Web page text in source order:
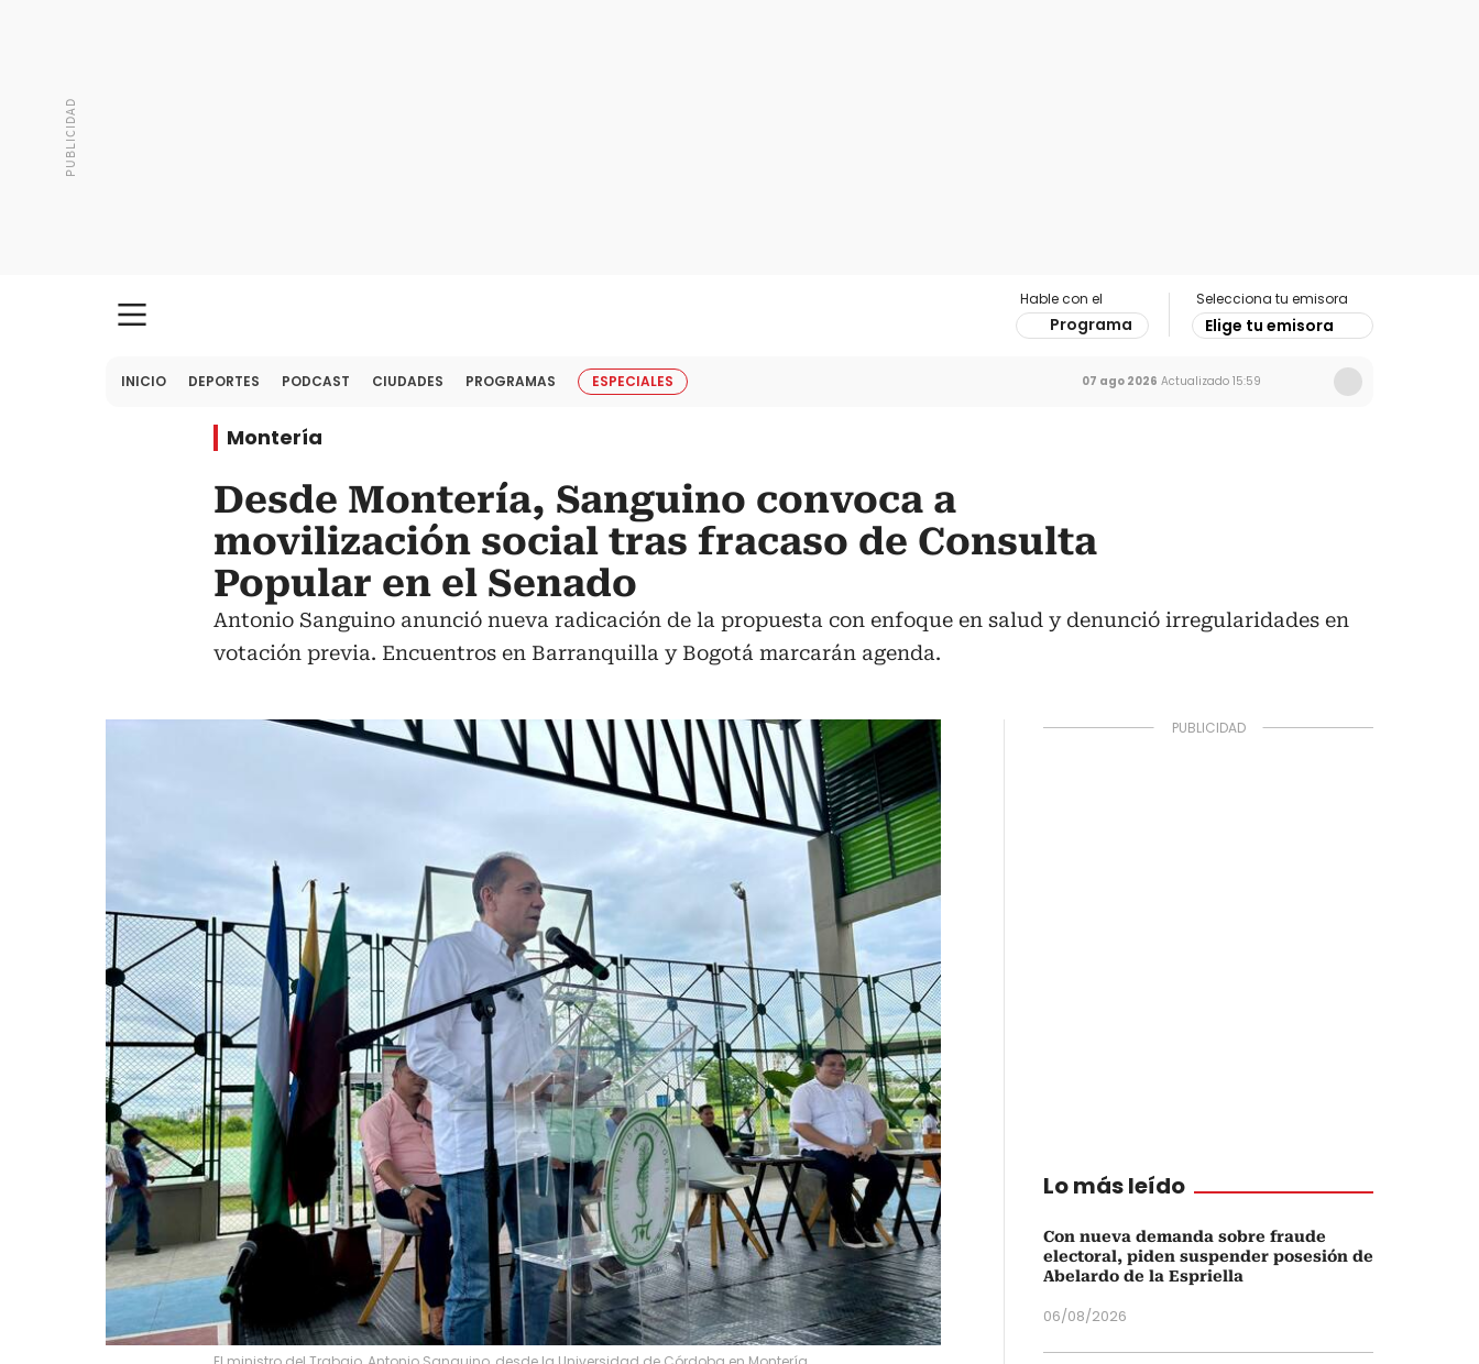
Hable con el
Programa
Selecciona tu emisora
Elige tu emisora
INICIO DEPORTES PODCAST CIUDADES PROGRAMAS ESPECIALES 07 ago 2026 Actualizado 15:59
Montería
Desde Montería, Sanguino convoca a
movilización social tras fracaso de Consulta
Popular en el Senado
Antonio Sanguino anunció nueva radicación de la propuesta con enfoque en salud y denunció irregularidades en
votación previa. Encuentros en Barranquilla y Bogotá marcarán agenda.
Lo más leído
Con nueva demanda sobre fraude
electoral, piden suspender posesión de
Abelardo de la Espriella
06/08/2026